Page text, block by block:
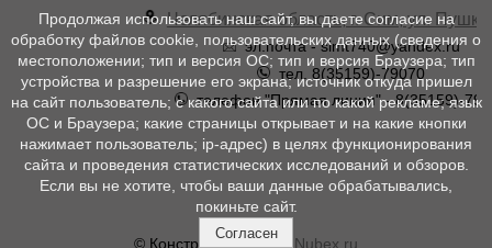
Челябинская область, г. Сим, ул.
эл.почта - simt740@yandex.ru
тел. 8(35159)-79070
телефон "Прямая линия" - 8(35159)-
© Конструктор сайтовNubex.ru
Продолжая использовать наш сайт, вы даете согласие на
обработку файлов cookie, пользовательских данных (сведения о
местоположении; тип и версия ОС; тип и версия Браузера; тип
устройства и разрешение его экрана; источник откуда пришел
на сайт пользователь; с какого сайта или по какой рекламе; язык
ОС и Браузера; какие страницы открывает и на какие кнопки
нажимает пользователь; ip-адрес) в целях функционирования
сайта и проведения статистических исследований и обзоров.
Если вы не хотите, чтобы ваши данные обрабатывались,
покиньте сайт.
Согласен